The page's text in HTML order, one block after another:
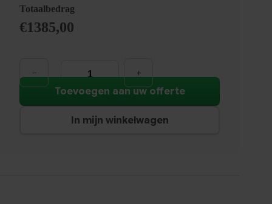
Totaalbedrag
€1385,00
CUBE
|
Toevoegen aan uw offerte
In mijn winkelwagen